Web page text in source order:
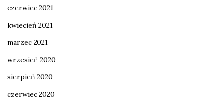
czerwiec 2021
kwiecień 2021
marzec 2021
wrzesień 2020
sierpień 2020
czerwiec 2020